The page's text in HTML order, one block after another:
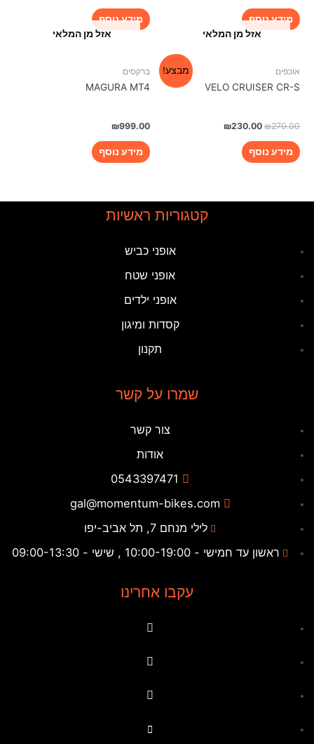
מידע נוסף מידע נוסף
מבצע!
אזל מן המלאי
אוכפים
VELO CRUISER CR-S
₪270.00
₪230.00
מידע נוסף
אזל מן המלאי
ברקסים
MAGURA MT4
₪999.00
מידע נוסף
קטגוריות ראשיות
אופני כביש
אופני שטח
אופני ילדים
קסדות ומיגון
תקנון
שמרו על קשר
צור קשר
אודות
0543397471
gal@momentum-bikes.com
לילי מנחם 7, תל אביב-יפו
ראשון עד חמישי - 10:00-19:00 , שישי - 09:00-13:30
עקבו אחרינו